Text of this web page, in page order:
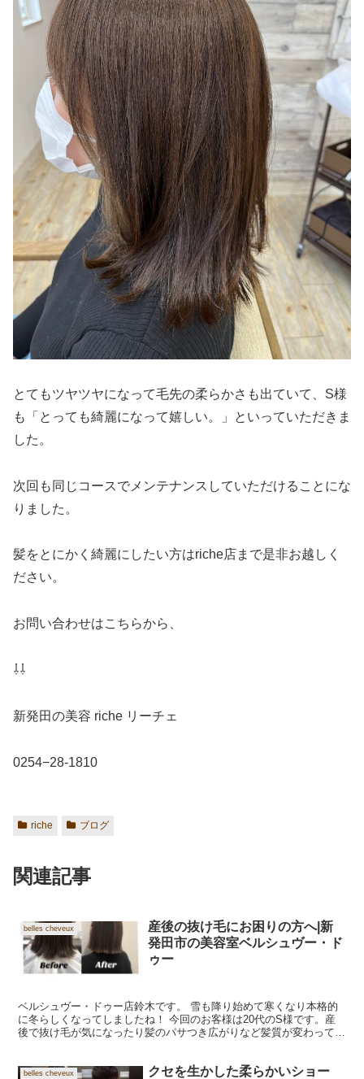
とてもツヤツヤになって毛先の柔らかさも出ていて、S様
も「とっても綺麗になって嬉しい。」といっていただきま
した。
次回も同じコースでメンテナンスしていただけることにな
りました。
髪をとにかく綺麗にしたい方はriche店まで是非お越しく
ださい。
お問い合わせはこちらから、
⇩⇩
新発田の美容 riche リーチェ
0254−28-1810
riche ブログ
関連記事
belles cheveux
産後の抜け毛にお困りの方へ|新
発田市の美容室ベルシュヴー・ド
ゥー
ベルシュヴー・ドゥー店鈴木です。 雪も降り始めて寒くなり本格的
に冬らしくなってしましたね！ 今回のお客様は20代のS様です。産
後で抜け毛が気になったり髪のパサつき広がりなど髪質が変わってし
belles cheveux
クセを生かした柔らかいショー